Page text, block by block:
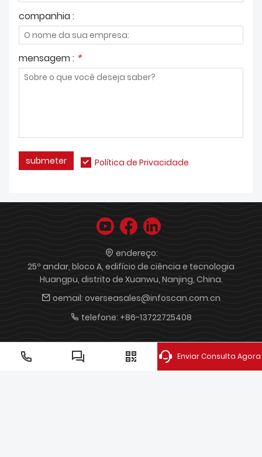
companhia :
mensagem : *
submeter Política de Privacidade
endereço:
25º andar, bloco A, edifício de ciência e tecnologia
Huangpu, distrito de Xuanwu, Nanjing, China.
oemail: overseasales@infoscan.com.cn
telefone: +86-13722725408
leitor de código qr
Módulo Leitor de Código de Barras
leitor de código de barras portátil
Leitor de código de
Enviar Consulta Agora